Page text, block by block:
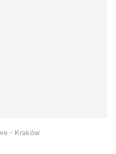
- Kraków